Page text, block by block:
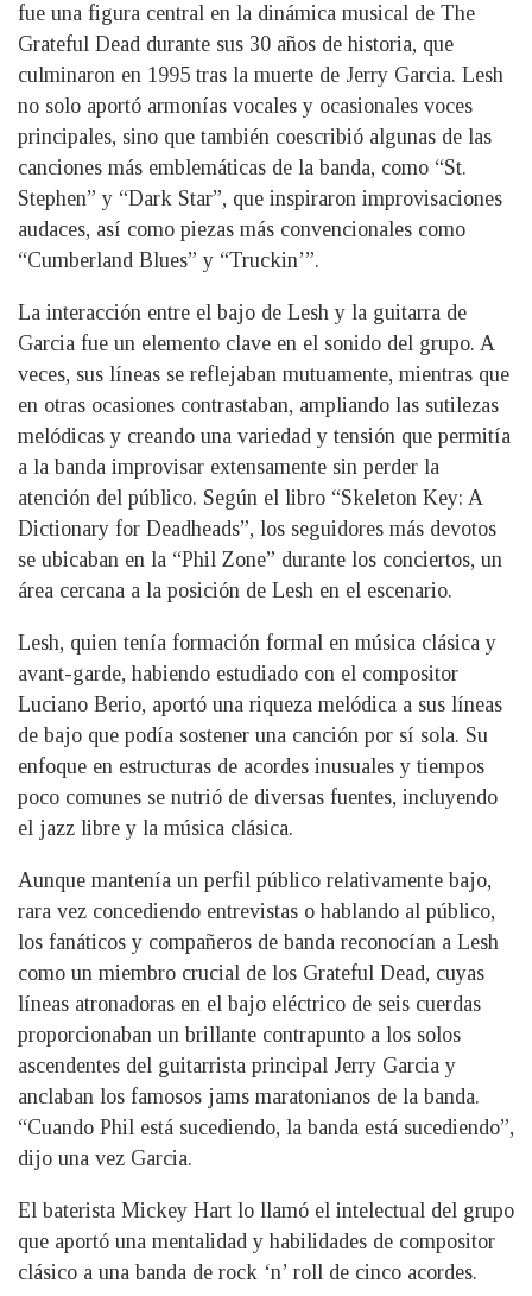
fue una figura central en la dinámica musical de The
Grateful Dead durante sus 30 años de historia, que
culminaron en 1995 tras la muerte de Jerry Garcia. Lesh
no solo aportó armonías vocales y ocasionales voces
principales, sino que también coescribió algunas de las
canciones más emblemáticas de la banda, como “St.
Stephen” y “Dark Star”, que inspiraron improvisaciones
audaces, así como piezas más convencionales como
“Cumberland Blues” y “Truckin’”.
La interacción entre el bajo de Lesh y la guitarra de
Garcia fue un elemento clave en el sonido del grupo. A
veces, sus líneas se reflejaban mutuamente, mientras que
en otras ocasiones contrastaban, ampliando las sutilezas
melódicas y creando una variedad y tensión que permitía
a la banda improvisar extensamente sin perder la
atención del público. Según el libro “Skeleton Key: A
Dictionary for Deadheads”, los seguidores más devotos
se ubicaban en la “Phil Zone” durante los conciertos, un
área cercana a la posición de Lesh en el escenario.
Lesh, quien tenía formación formal en música clásica y
avant-garde, habiendo estudiado con el compositor
Luciano Berio, aportó una riqueza melódica a sus líneas
de bajo que podía sostener una canción por sí sola. Su
enfoque en estructuras de acordes inusuales y tiempos
poco comunes se nutrió de diversas fuentes, incluyendo
el jazz libre y la música clásica.
Aunque mantenía un perfil público relativamente bajo,
rara vez concediendo entrevistas o hablando al público,
los fanáticos y compañeros de banda reconocían a Lesh
como un miembro crucial de los Grateful Dead, cuyas
líneas atronadoras en el bajo eléctrico de seis cuerdas
proporcionaban un brillante contrapunto a los solos
ascendentes del guitarrista principal Jerry Garcia y
anclaban los famosos jams maratonianos de la banda.
“Cuando Phil está sucediendo, la banda está sucediendo”,
dijo una vez Garcia.
El baterista Mickey Hart lo llamó el intelectual del grupo
que aportó una mentalidad y habilidades de compositor
clásico a una banda de rock ‘n’ roll de cinco acordes.